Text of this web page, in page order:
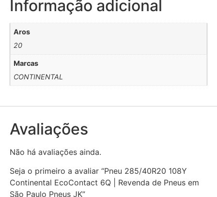
Informação adicional
Aros
20
Marcas
CONTINENTAL
Avaliações
Não há avaliações ainda.
Seja o primeiro a avaliar “Pneu 285/40R20 108Y
Continental EcoContact 6Q | Revenda de Pneus em
São Paulo Pneus JK”